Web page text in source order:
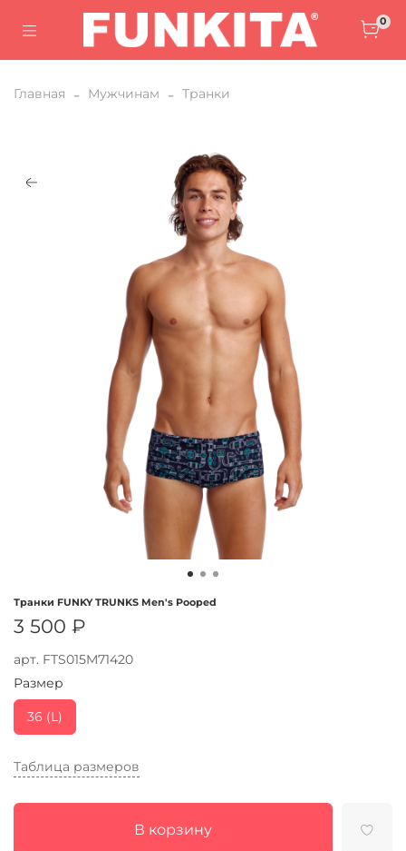
0
Главная Мужчинам Транки
арт. FTS015M71420
Транки FUNKY TRUNKS Men's Pooped
3 500 ₽
Таблица размеров
В корзину
Размер
36 (L)